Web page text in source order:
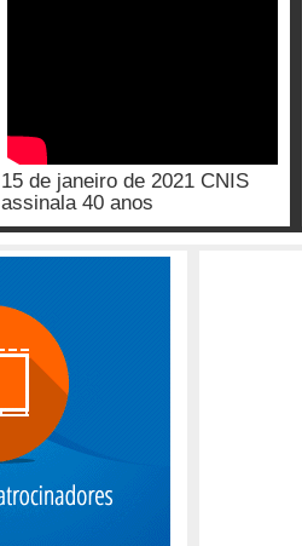
15 de janeiro de 2021 CNIS
assinala 40 anos